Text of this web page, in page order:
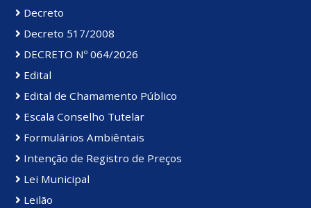
Decreto
Decreto 517/2008
DECRETO Nº 064/2026
Edital
Edital de Chamamento Público
Escala Conselho Tutelar
Formulários Ambiêntais
Intenção de Registro de Preços
Lei Municipal
Leilão